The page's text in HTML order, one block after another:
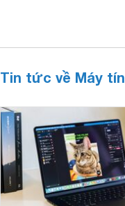
Tin tức về Máy